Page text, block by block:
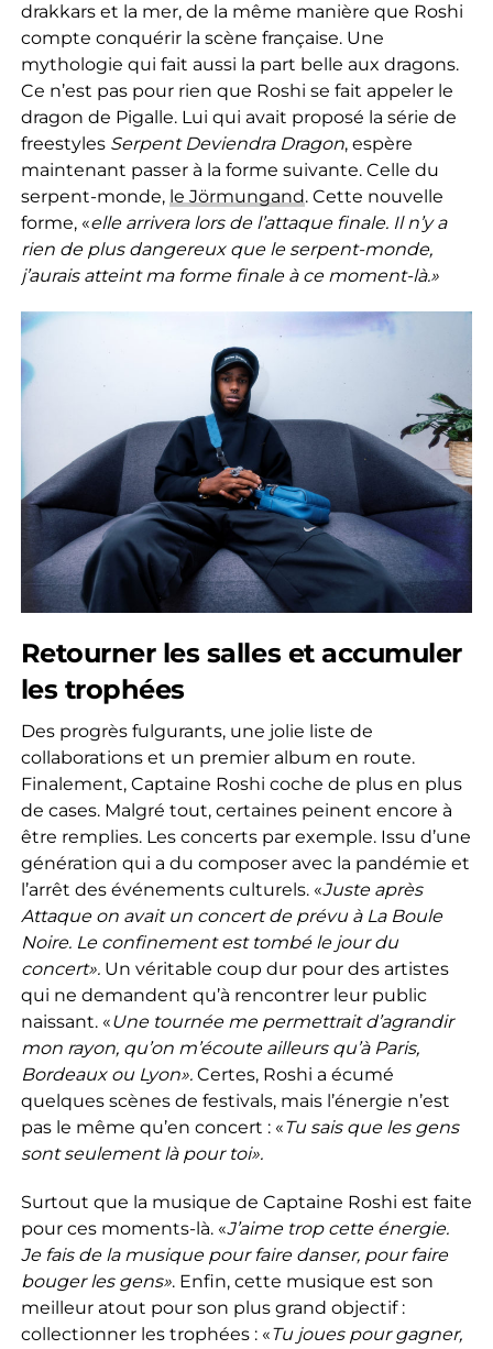
drakkars et la mer, de la même manière que Roshi
compte conquérir la scène française. Une
mythologie qui fait aussi la part belle aux dragons.
Ce n’est pas pour rien que Roshi se fait appeler le
dragon de Pigalle. Lui qui avait proposé la série de
freestyles Serpent Deviendra Dragon, espère
maintenant passer à la forme suivante. Celle du
serpent-monde, le Jörmungand. Cette nouvelle
forme, «elle arrivera lors de l’attaque finale. Il n’y a
rien de plus dangereux que le serpent-monde,
j’aurais atteint ma forme finale à ce moment-là.»
Retourner les salles et accumuler
les trophées
Des progrès fulgurants, une jolie liste de
collaborations et un premier album en route.
Finalement, Captaine Roshi coche de plus en plus
de cases. Malgré tout, certaines peinent encore à
être remplies. Les concerts par exemple. Issu d’une
génération qui a du composer avec la pandémie et
l’arrêt des événements culturels. «Juste après
Attaque on avait un concert de prévu à La Boule
Noire. Le confinement est tombé le jour du
concert».Un véritable coup dur pour des artistes
qui ne demandent qu’à rencontrer leur public
naissant. «Une tournée me permettrait d’agrandir
mon rayon, qu’on m’écoute ailleurs qu’à Paris,
Bordeaux ou Lyon».Certes, Roshi a écumé
quelques scènes de festivals, mais l’énergie n’est
pas le même qu’en concert : «Tu sais que les gens
sont seulement là pour toi».
Surtout que la musique de Captaine Roshi est faite
pour ces moments-là. «J’aime trop cette énergie.
Je fais de la musique pour faire danser, pour faire
bouger les gens». Enfin, cette musique est son
meilleur atout pour son plus grand objectif :
collectionner les trophées : «Tu joues pour gagner,